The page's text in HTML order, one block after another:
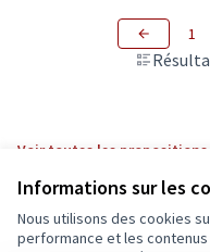
Informations sur les
Nous utilisons des cookies
performance et les
1
Voir toutes les propositions
Conditions d'utilisation
Paramètres des cookies